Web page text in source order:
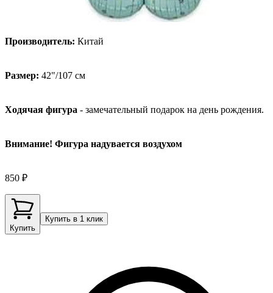
Производитель: Китай
Размер: 42"/107 см
Ходячая фигура - замечательный подарок на день рождения.
Внимание! Фигура надувается воздухом
850 ₽
Купить
Купить в 1 клик